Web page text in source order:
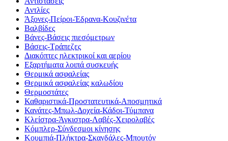
Αντλίες
Άξονες-Πείροι-Έδρανα-Κουζινέτα
Βαλβίδες
Βάνες-Βάσεις πιεσόμετρων
Βάσεις-Τράπεζες
Διακόπτες ηλεκτρικοί και αερίου
Εξαρτήματα λοιπά συσκευής
Θερμικά ασφαλείας
Θερμικά ασφαλείας καλωδίου
Θερμοστάτες
Καθαριστικά-Προστατευτικά-Αποσμητικά
Κανάτες-Μπωλ-Δοχεία-Κάδοι-Τύμπανα
Κλείστρα-Άγκιστρα-Λαβές-Χειρολαβές
Κόμπλερ-Σύνδεσμοι κίνησης
Κουμπιά-Πλήκτρα-Σκανδάλες-Μπουτόν